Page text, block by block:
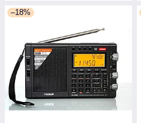
–18%